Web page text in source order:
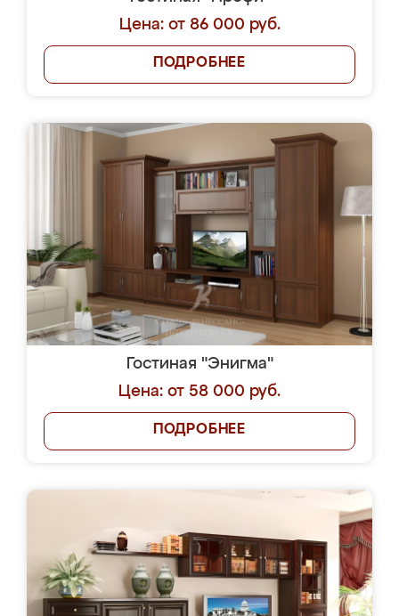
Цена: от 86 000 руб.
ПОДРОБНЕЕ
Гостиная "Энигма"
Цена: от 58 000 руб.
ПОДРОБНЕЕ